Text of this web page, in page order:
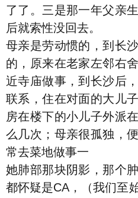
了了。三是那一年父亲
后就索性没回去。
母亲是劳动惯的，到长
的，原来在老家左邻右
近寺庙做事，到长沙后
联系，住在对面的大儿
房在楼下的小儿子外派
么几次；母亲很孤独，
常去菜地做事一
她肺部那块阴影，那个
都怀疑是CA，（我们至